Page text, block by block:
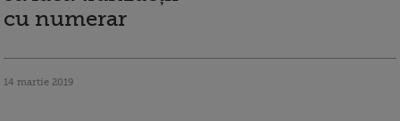
cu numerar
14 martie 2019